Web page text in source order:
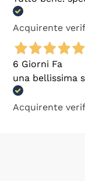
Acquirente
6 Giorni Fa
una bellissima
Acquirente